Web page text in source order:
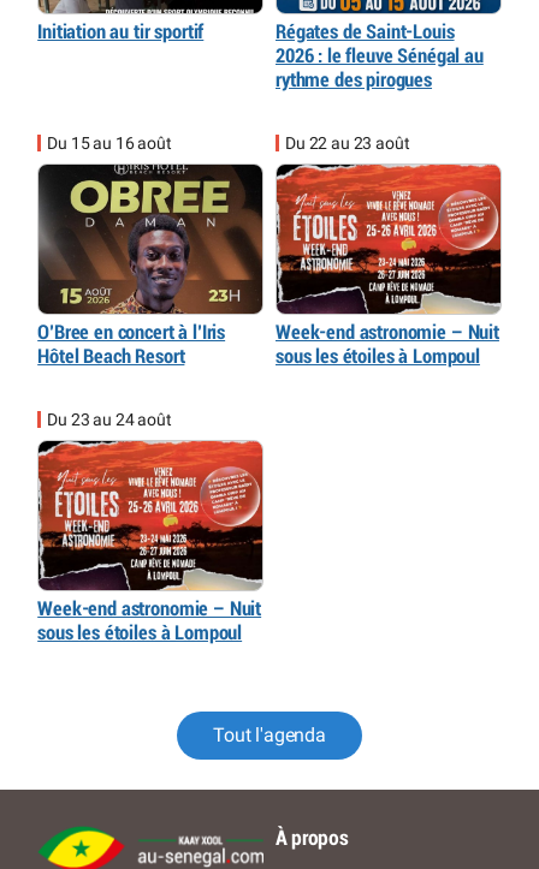
Initiation au tir sportif
Régates de Saint-Louis
2026 : le fleuve Sénégal au
rythme des pirogues
Du 15 au 16 août
O’Bree en concert à l’Iris
Hôtel Beach Resort
Du 22 au 23 août
Week-end astronomie – Nuit
sous les étoiles à Lompoul
Du 23 au 24 août
Week-end astronomie – Nuit
sous les étoiles à Lompoul
Tout l'agenda
À propos